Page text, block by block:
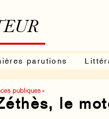
parutions
publiques »
le